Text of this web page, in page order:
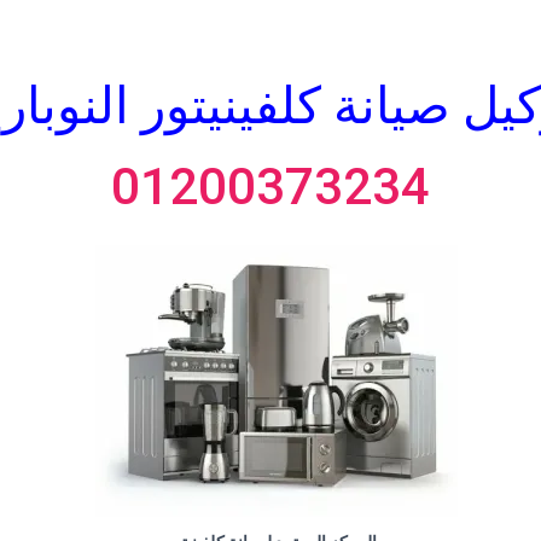
صيانة كلفينيتور
01200373234